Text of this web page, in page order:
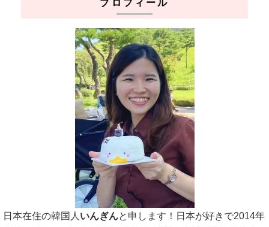
プロフィール
日本在住の韓国人いんぎんと申します！日本が好きで2014年